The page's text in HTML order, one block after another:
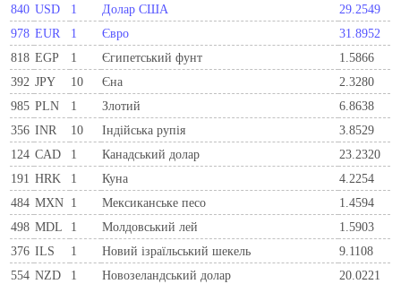
840 USD 1 Долар США
29.2549
978 EUR 1 Євро
31.8952
818 EGP 1 Єгипетський фунт
1.5866
392 JPY 10 Єна
2.3280
985 PLN 1 Злотий
6.8638
356 INR 10 Індійська рупія
3.8529
124 CAD 1 Канадський долар
23.2320
191 HRK 1 Куна
4.2254
484 MXN 1 Мексиканське песо
1.4594
498 MDL 1 Молдовський лей
1.5903
376 ILS 1 Новий ізраїльський шекель
9.1108
554 NZD 1 Новозеландський долар
20.0221